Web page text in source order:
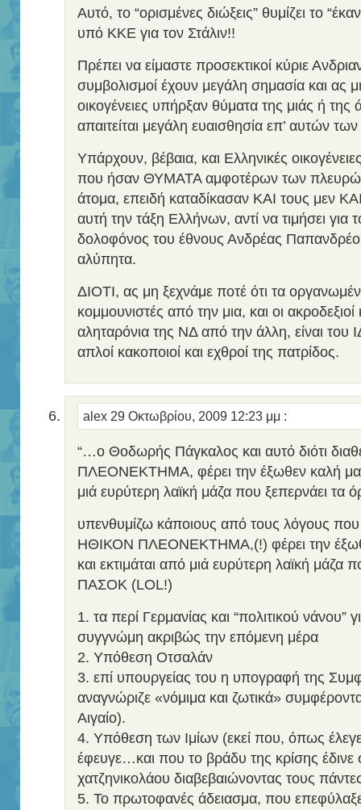
Αυτό, το “ορισμένες διώξεις” θυμίζει το
υπό ΚΚΕ για τον Στάλιν!!
Πρέπει να είμαστε προσεκτικοί κύριε
συμβολισμοί έχουν μεγάλη σημασία και ας
οικογένειες υπήρξαν θύματα της μιάς ή της
απαιτείται μεγάλη ευαισθησία επ’ αυτών
Υπάρχουν, βέβαια, και Ελληνικές
που ήσαν ΘΥΜΑΤΑ αμφοτέρων των
άτομα, επειδή καταδίκασαν ΚΑΙ τους μεν
αυτή την τάξη Ελλήνων, αντί να τιμήσει για
δολοφόνος του έθνους Ανδρέας
αλύπητα.
ΔΙΟΤΙ, ας μη ξεχνάμε ποτέ ότι τα
κομμουνιστές από την μια, και οι
αληταρόνια της ΝΔ από την άλλη, είναι
απλοί κακοποιοί και εχθροί της πατρίδος.
alex 29 Οκτωβρίου, 2009 12:23 μμ :
“…ο Θοδωρής Πάγκαλος και αυτό διότι
ΠΛΕΟΝΕΚΤΗΜΑ, φέρει την έξωθεν καλή
μιά ευρύτερη λαϊκή μάζα που ξεπερνάει τα
υπενθυμίζω κάποιους από τους λόγους που
ΗΘΙΚΟΝ ΠΛΕΟΝΕΚΤΗΜΑ,(!) φέρει την
και εκτιμάται από μιά ευρύτερη λαϊκή μάζα
ΠΑΣΟΚ (LOL!)
1. τα περί Γερμανίας και “πολιτικού νάνου”
συγγνώμη ακριβώς την επόμενη μέρα
2. Υπόθεση Οτσαλάν
3. επί υπουργείας του η υπογραφή της
αναγνώριζε «νόμιμα και ζωτικά»
Αιγαίο).
4. Υπόθεση των Ιμίων (εκεί που, όπως
έφευγε…και που το βράδυ της κρίσης έδινε
χατζηνικολάου διαβεβαιώνοντας τους
5. Το πρωτοφανές άδειασμα, που